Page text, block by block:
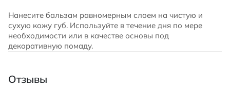
Нанесите бальзам равномерным слоем на чистую и
сухую кожу губ. Используйте в течение дня по мере
необходимости или в качестве основы под
декоративную помаду.
Отзывы